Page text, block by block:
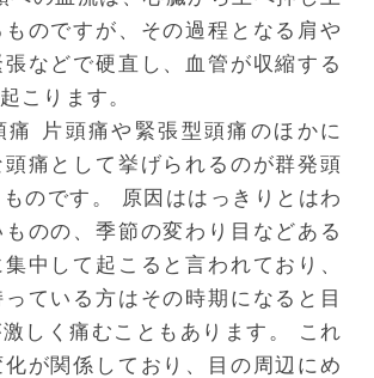
のですが、その過程となる肩や
などで硬直し、血管が収縮する
こります。
痛
片頭痛や緊張型頭痛のほかに
頭痛として挙げられるのが群発頭
のです。
原因ははっきりとはわ
のの、季節の変わり目などある
中して起こると言われており、
ている方はその時期になると目
しく痛むこともあります。
これ
が関係しており、目の周辺にめ